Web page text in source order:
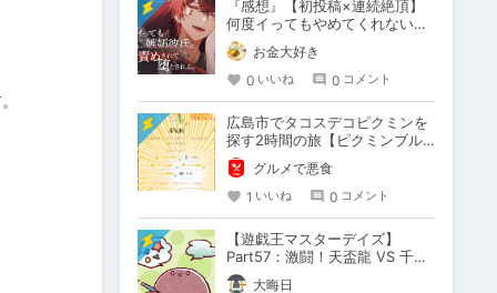
『感想』【初投稿×連続絶頂】
何度イってもやめてくれない嫉
妬彼氏に激責めされて堕とされ
る。お金大好き
0 いいね 0 コメント
広島市でタコスデコピクミンを
探す2時間の旅【ピクミンブル
ーム / Pikmin Bloom】
グルメで悪食
1 いいね 0 コメント
【遊戯王マスターデイズ】
Part57：激闘！天盃龍 VS 千年
D【架空デュエル】
大晦日